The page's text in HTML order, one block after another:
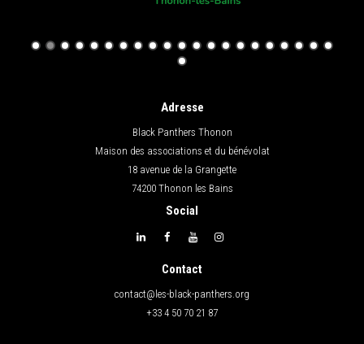
Adresse
Black Panthers Thonon
Maison des associations et du bénévolat
18 avenue de la Grangette
74200 Thonon les Bains
Social
Contact
contact@les-black-panthers.org
+33 4 50 70 21 87